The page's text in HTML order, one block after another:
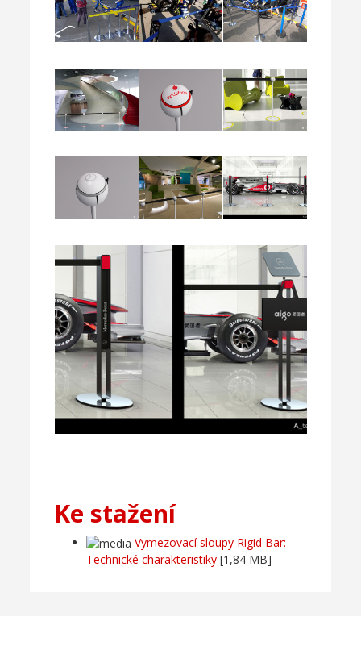
Ke stažení
Vymezovací sloupy Rigid Bar:
Technické charakteristiky [1,84 MB]